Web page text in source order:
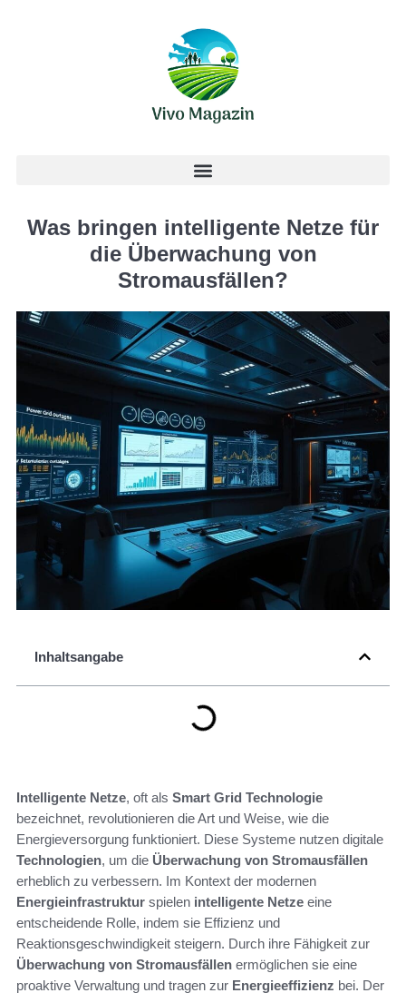
Was bringen intelligente Netze für
die Überwachung von
Stromausfällen?
Inhaltsangabe
Intelligente Netze, oft als Smart Grid Technologie
bezeichnet, revolutionieren die Art und Weise, wie die
Energieversorgung funktioniert. Diese Systeme nutzen digitale
Technologien, um die Überwachung von Stromausfällen
erheblich zu verbessern. Im Kontext der modernen
Energieinfrastruktur spielen intelligente Netze eine
entscheidende Rolle, indem sie Effizienz und
Reaktionsgeschwindigkeit steigern. Durch ihre Fähigkeit zur
Überwachung von Stromausfällen ermöglichen sie eine
proaktive Verwaltung und tragen zur Energieeffizienz bei. Der